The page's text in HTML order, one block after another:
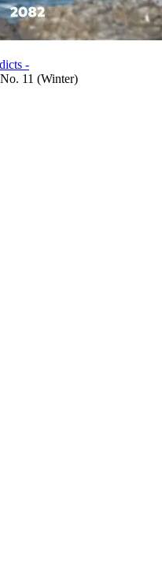
-
11 (Winter)